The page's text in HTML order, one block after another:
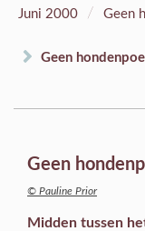
Juni 2000 / Geen
Geen
Geen
© Pauline Prior
Midden tussen